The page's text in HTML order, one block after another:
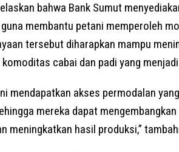
bahwa Bank Sumut
membantu petani memperoleh
tersebut diharapkan mampu
cabai dan padi yang
mendapatkan akses permodalan
mereka dapat
meningkatkan hasil produksi,”